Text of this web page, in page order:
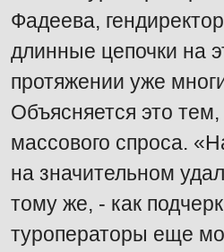
Фадеева,
длинные цепочки на
протяжении уже
Объясняется это
массового спроса.
на значительном
тому же, - как
туроператоры еще